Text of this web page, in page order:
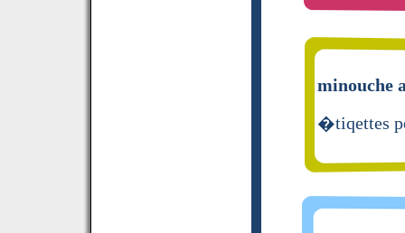
minouche
�tiqettes